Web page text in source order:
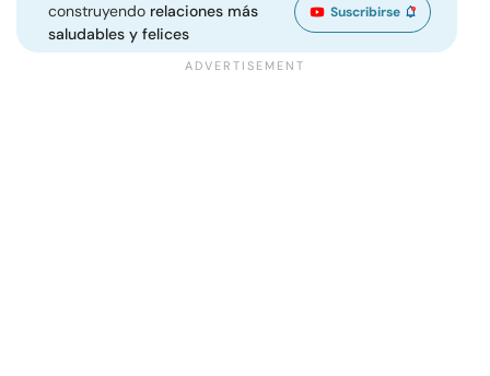
construyendo relaciones más
saludables y felices
Suscribirse